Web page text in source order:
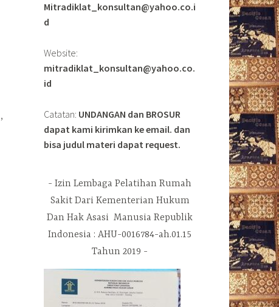
,
Mitradiklat_konsultan@yahoo.co.i
d
Website:
mitradiklat_konsultan@yahoo.co.
id
Catatan: UNDANGAN dan BROSUR
dapat kami kirimkan ke email. dan
bisa judul materi dapat request.
Izin Lembaga Pelatihan Rumah
Sakit Dari Kementerian Hukum
Dan Hak Asasi Manusia Republik
Indonesia : AHU-0016784-ah.01.15
Tahun 2019